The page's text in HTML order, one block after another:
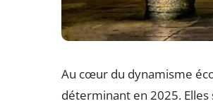
Au cœur du dynamisme
déterminant en 2025.